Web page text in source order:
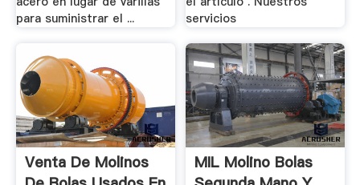
para suministrar el ...
servicios
Venta De Molinos
MIL Molino Bolas